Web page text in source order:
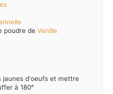
poudre de Vanille
jaunes d'oeufs et mettre
à 180°